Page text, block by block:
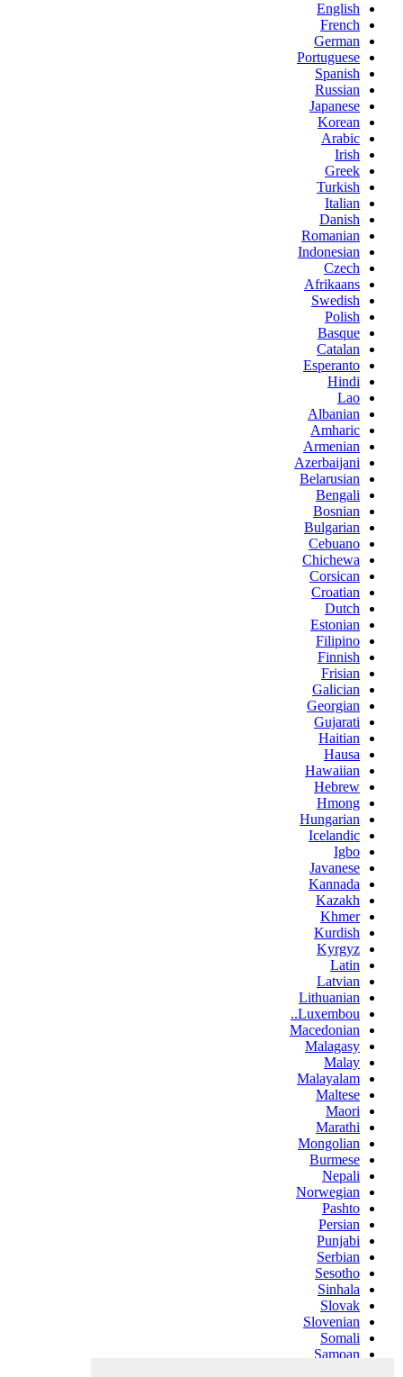
English
French
German
Portuguese
Spanish
Russian
Japanese
Korean
Arabic
Irish
Greek
Turkish
Italian
Danish
Romanian
Indonesian
Czech
Afrikaans
Swedish
Polish
Basque
Catalan
Esperanto
Hindi
Lao
Albanian
Amharic
Armenian
Azerbaijani
Belarusian
Bengali
Bosnian
Bulgarian
Cebuano
Chichewa
Corsican
Croatian
Dutch
Estonian
Filipino
Finnish
Frisian
Galician
Georgian
Gujarati
Haitian
Hausa
Hawaiian
Hebrew
Hmong
Hungarian
Icelandic
Igbo
Javanese
Kannada
Kazakh
Khmer
Kurdish
Kyrgyz
Latin
Latvian
Lithuanian
Luxembou..
Macedonian
Malagasy
Malay
Malayalam
Maltese
Maori
Marathi
Mongolian
Burmese
Nepali
Norwegian
Pashto
Persian
Punjabi
Serbian
Sesotho
Sinhala
Slovak
Slovenian
Somali
Samoan